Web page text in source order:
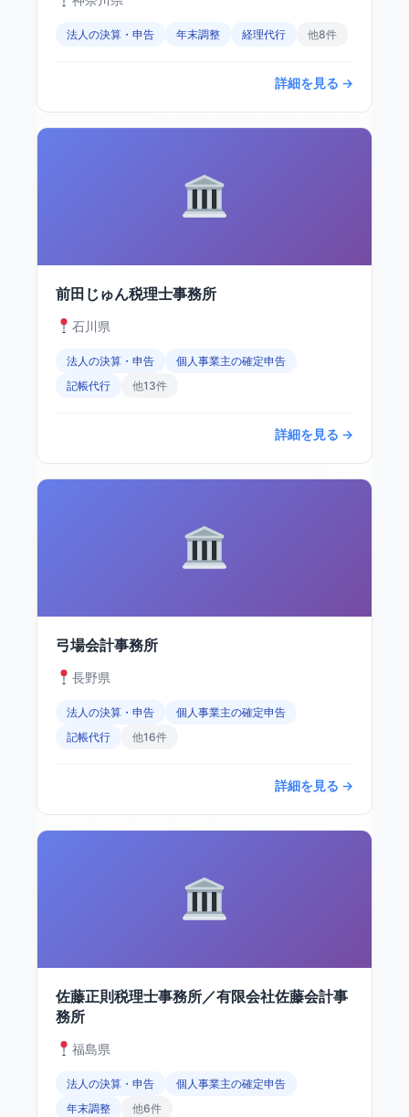
法人の決算・申告 年末調整 経理代行 他8件
詳細を見る →
前田じゅん税理士事務所
石川県
法人の決算・申告
個人事業主の確定申告
記帳代行
他13件
詳細を見る →
弓場会計事務所
長野県
法人の決算・申告
個人事業主の確定申告
記帳代行
他16件
詳細を見る →
佐藤正則税理士事務所／有限会社佐藤会計事
務所
福島県
法人の決算・申告
個人事業主の確定申告
年末調整
他6件